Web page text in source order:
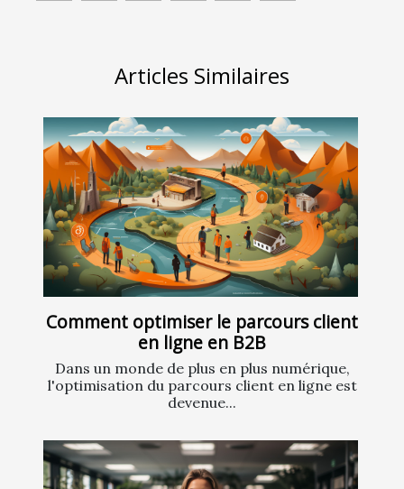
Articles Similaires
Comment optimiser le parcours client
en ligne en B2B
Dans un monde de plus en plus numérique,
l'optimisation du parcours client en ligne est
devenue...